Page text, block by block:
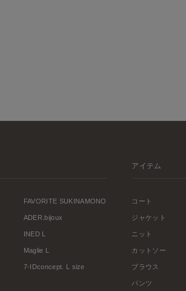
FAVORITE SUKINAMONO
ADER.bijoux
INED L
Maglie L
7-IDconcept. L size
アイテム
コート
ジャケット
ニット
カットソー
ブラウス
パンツ